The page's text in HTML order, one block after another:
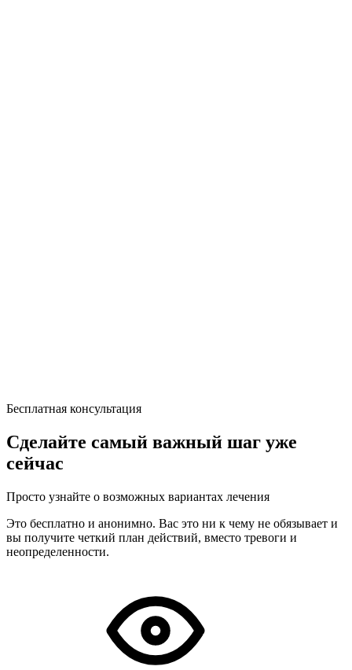
Бесплатная консультация
Сделайте самый важный шаг уже
сейчас
Просто узнайте о возможных вариантах лечения
Это бесплатно и анонимно. Вас это ни к чему не обязывает и
вы получите четкий план действий, вместо тревоги и
неопределенности.